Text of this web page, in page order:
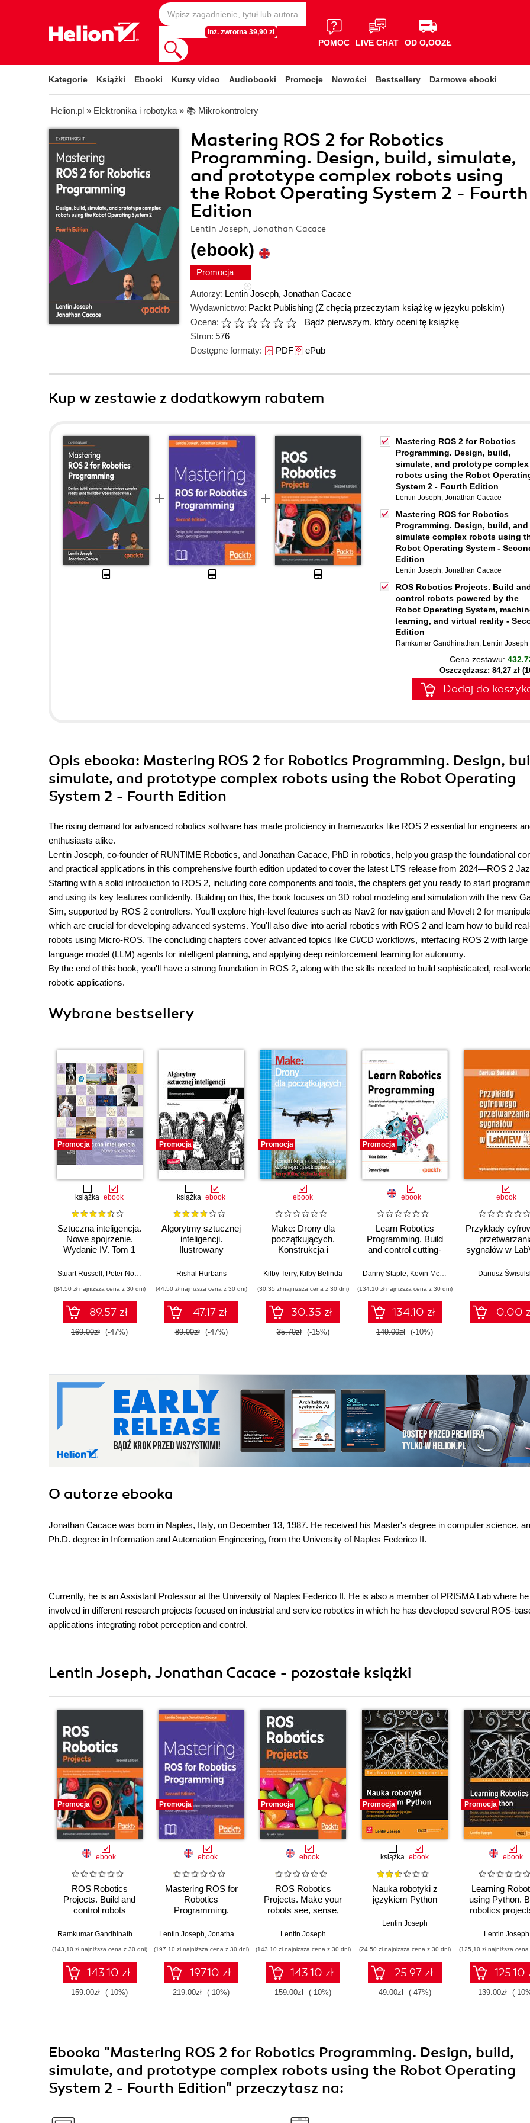
Inż. zwrotna 39,90 zł
POMOC LIVE CHAT OD O,OOZŁ
Kategorie Książki Ebooki Kursy video Audiobooki Promocje Nowości Bestsellery Darmowe ebooki
Helion.pl » Elektronika i robotyka » 📚 Mikrokontrolery
Mastering ROS 2 for Robotics
Programming. Design, build, simulate,
and prototype complex robots using
the Robot Operating System 2 - Fourth
Edition
Lentin Joseph, Jonathan Cacace
(ebook)
Promocja
Autorzy: Lentin Joseph, Jonathan Cacace
Wydawnictwo: Packt Publishing (Z chęcią przeczytam książkę w języku polskim)
Ocena:
Bądź pierwszym, który oceni tę książkę
Stron: 576
Dostępne formaty: PDFePub
Kup w zestawie z dodatkowym rabatem
Mastering ROS 2 for Robotics
Programming. Design, build,
simulate, and prototype complex
robots using the Robot
System 2 - Fourth Edition
Lentin Joseph, Jonathan Cacace
Mastering ROS for Robotics
Programming. Design, build, and
simulate complex robots using
Robot Operating System -
Edition
Lentin Joseph, Jonathan Cacace
ROS Robotics Projects. Build
control robots powered by the
Robot Operating System,
learning, and virtual reality -
Edition
Ramkumar Gandhinathan, Lentin Joseph
Cena zestawu:
Oszczędzasz: 84,27 zł
Dodaj do
Opis ebooka: Mastering ROS 2 for Robotics Programming. Design,
simulate, and prototype complex robots using the Robot Operating
System 2 - Fourth Edition
The rising demand for advanced robotics software has made proficiency in frameworks like ROS 2 essential for engineers
enthusiasts alike.
Lentin Joseph, co-founder of RUNTIME Robotics, and Jonathan Cacace, PhD in robotics, help you grasp the foundational
and practical applications in this comprehensive fourth edition updated to cover the latest LTS release from 2024—ROS 2
Starting with a solid introduction to ROS 2, including core components and tools, the chapters get you ready to start
and using its key features confidently. Building on this, the book focuses on 3D robot modeling and simulation with the new
Sim, supported by ROS 2 controllers. You’ll explore high-level features such as Nav2 for navigation and MoveIt 2 for
which are crucial for developing advanced systems. You'll also dive into aerial robotics with ROS 2 and learn how to build
robots using Micro-ROS. The concluding chapters cover advanced topics like CI/CD workflows, interfacing ROS 2 with large
language model (LLM) agents for intelligent planning, and applying deep reinforcement learning for autonomy.
By the end of this book, you'll have a strong foundation in ROS 2, along with the skills needed to build sophisticated, real-
robotic applications.
Wybrane bestsellery
Promocja
książka ebook
Sztuczna inteligencja.
Nowe spojrzenie.
Wydanie IV. Tom 1
Stuart Russell , Peter Norvig
(84,50 zł najniższa cena z 30 dni)
89.57 zł
169.00zł (-47%)
Promocja
książka ebook
Algorytmy sztucznej
inteligencji.
Ilustrowany
Rishal Hurbans
(44,50 zł najniższa cena z 30 dni)
47.17 zł
89.00zł (-47%)
Promocja
ebook
Make: Drony dla
początkujących.
Konstrukcja i
własnego
Kilby Terry, Kilby Belinda
(30,35 zł najniższa cena z 30 dni)
30.35 zł
35.70zł (-15%)
Promocja
ebook
Learn Robotics
Programming. Build
and control cutting-
Raspberry Pi and
Danny Staple, Kevin McAleer
(134,10 zł najniższa cena z 30 dni)
134.10 zł
149.00zł (-10%)
ebook
Przykłady
sygnałów w
Dariusz
0.00
O autorze ebooka
Jonathan Cacace was born in Naples, Italy, on December 13, 1987. He received his Master's degree in computer science,
Ph.D. degree in Information and Automation Engineering, from the University of Naples Federico II.
Currently, he is an Assistant Professor at the University of Naples Federico II. He is also a member of PRISMA Lab where
involved in different research projects focused on industrial and service robotics in which he has developed several ROS-
applications integrating robot perception and control.
Lentin Joseph, Jonathan Cacace - pozostałe książki
Promocja
ebook
ROS Robotics
Projects. Build and
control robots
Robot Operating
learning, and virtual
reality - Second
Edition
Lentin Joseph
(143,10 zł najniższa cena z 30 dni)
143.10 zł
159.00zł (-10%)
Promocja
ebook
Mastering ROS for
Robotics
Programming.
simulate complex
Robot Operating
System - Second
Edition
Lentin Joseph Jonathan Cacace
(197,10 zł najniższa cena z 30 dni)
197.10 zł
219.00zł (-10%)
Promocja
ebook
ROS Robotics
Projects. Make your
robots see, sense,
and engaging
Operating System
Lentin Joseph
(143,10 zł najniższa cena z 30 dni)
143.10 zł
159.00zł (-10%)
Promocja
książka ebook
Nauka robotyki z
językiem Python
Lentin Joseph
(24,50 zł najniższa cena z 30 dni)
25.97 zł
49.00zł (-47%)
Promocja
ebook
Learning
using Python.
robotics
Discover how
from Blender to
and OpenCV
one of our
popular
books
Lentin Joseph
(125,10 zł najniższa
125.10
139.00zł (-
Ebooka "Mastering ROS 2 for Robotics Programming. Design, build,
simulate, and prototype complex robots using the Robot Operating
System 2 - Fourth Edition" przeczytasz na: